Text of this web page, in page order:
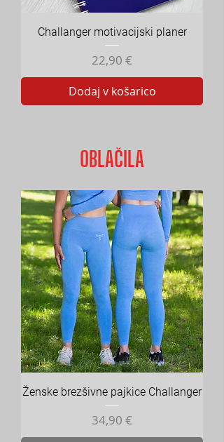
Challanger motivacijski planer
Cena
22,90 €
Dodaj v košarico
OBLAČILA
Ženske brezšivne pajkice Challanger
Cena
34,90 €